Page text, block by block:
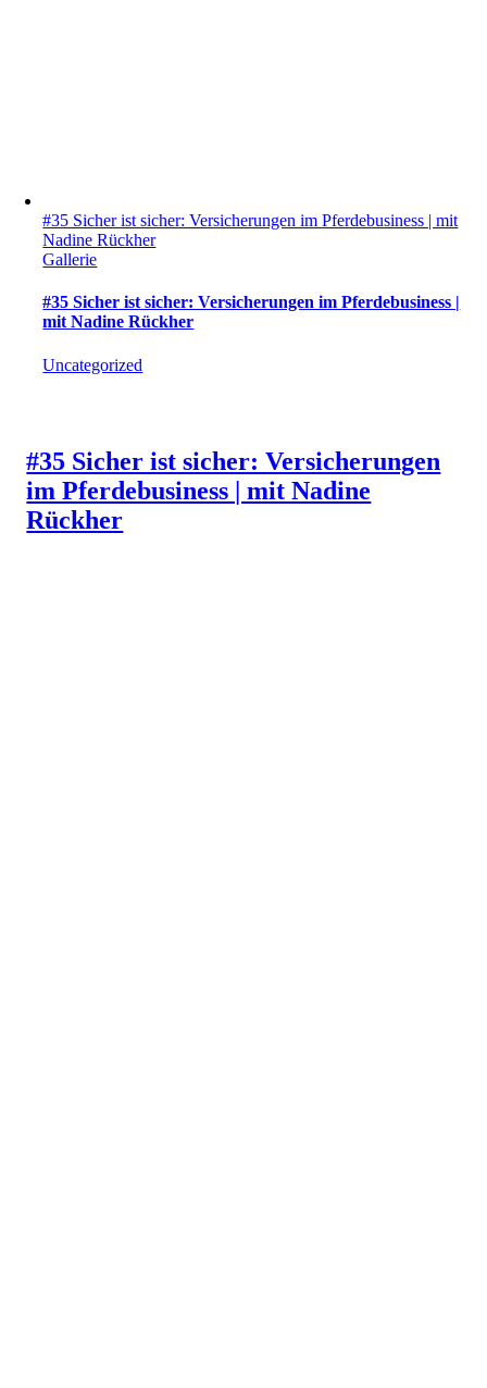
#35 Sicher ist sicher: Versicherungen im Pferdebusiness | mit
Nadine Rückher
Gallerie
#35 Sicher ist sicher: Versicherungen im Pferdebusiness |
mit Nadine Rückher
Uncategorized
#35 Sicher ist sicher: Versicherungen
im Pferdebusiness | mit Nadine
Rückher